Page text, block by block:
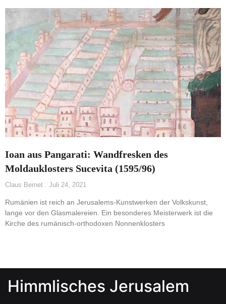
Ioan aus Pangarati: Wandfresken des
Moldauklosters Sucevita (1595/96)
Claus Bernet Juli 24, 2021
Rumänien ist reich an Jerusalems-Kunstwerken der Volkskunst,
lange vor den Glasmalereien. Ein besonderes Meisterwerk ist die
Kirche des rumänisch-orthodoxen Nonnenklosters
Himmlisches Jerusalem